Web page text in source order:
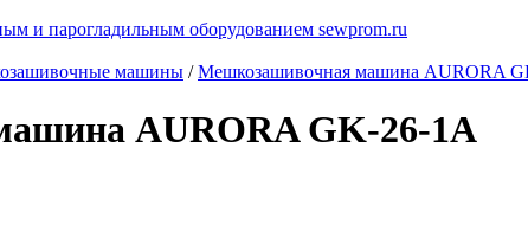
машины /Мешкозашивочная машина AURORA
AURORA GK-26-1A